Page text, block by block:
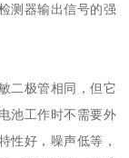
测器输出信号的强
二极管相同，但它
池工作时不需要外
性好，噪声低等，